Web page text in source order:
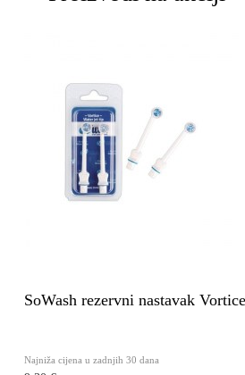
SoWash rezervni nastavak
Najniža cijena u zadnjih 30 dana